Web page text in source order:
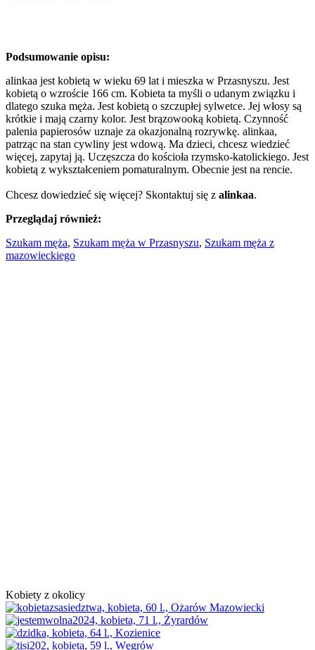
Podsumowanie opisu:
alinkaa jest kobietą w wieku 69 lat i mieszka w Przasnyszu. Jest
kobietą o wzroście 166 cm. Kobieta ta myśli o udanym związku i
dlatego szuka męża. Jest kobietą o szczupłej sylwetce. Jej włosy są
krótkie i mają czarny kolor. Jest brązowooką kobietą. Czynność
palenia papierosów uznaje za okazjonalną rozrywkę. alinkaa,
patrząc na stan cywliny jest wdową. Ma dzieci, chcesz wiedzieć
więcej, zapytaj ją. Uczęszcza do kościoła rzymsko-katolickiego. Jest
kobietą z wykształceniem pomaturalnym. Obecnie jest na rencie.
Chcesz dowiedzieć się więcej? Skontaktuj się z alinkaa.
Przeglądaj również:
Szukam męża, Szukam męża w Przasnyszu, Szukam męża z
mazowieckiego
Kobiety z okolicy